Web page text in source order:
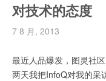
对技术的态度
7 8 月, 2013
最近人品爆发，图灵社
两天我把InfoQ对我的采